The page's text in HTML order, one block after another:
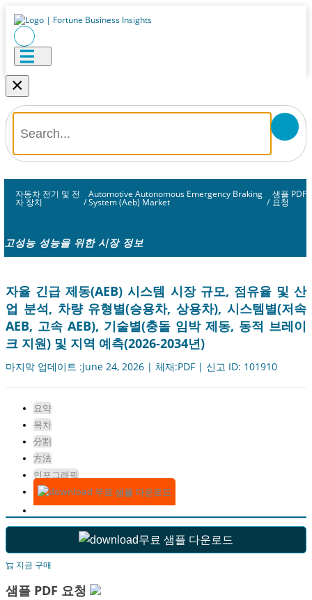
×
자동차 전기 및 전
자 장치 /
Automotive Autonomous Emergency Braking
System (Aeb) Market /
샘플 PDF
요청
고성능 성능을 위한 시장 정보
자율 긴급 제동(AEB) 시스템 시장 규모, 점유율 및 산
업 분석, 차량 유형별(승용차, 상용차), 시스템별(저속
AEB, 고속 AEB), 기술별(충돌 임박 제동, 동적 브레이
크 지원) 및 지역 예측(2026-2034년)
마지막 업데이트 :June 24, 2026 | 체재:PDF | 신고 ID: 101910
요약
목차
分割
方法
인포그래픽
무료 샘플 다운로드
무료 샘플 다운로드
지금 구매
샘플 PDF 요청